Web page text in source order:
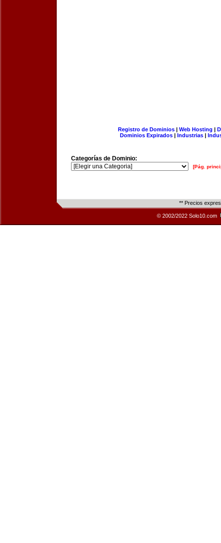
Registro de Dominios| Web Hosting |
Dominios Expirados | Industrias |
Categorías de Dominio:
[Pág.
** Precios
© 2002/2022 Solo10.com